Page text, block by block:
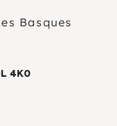
Basques
4K0